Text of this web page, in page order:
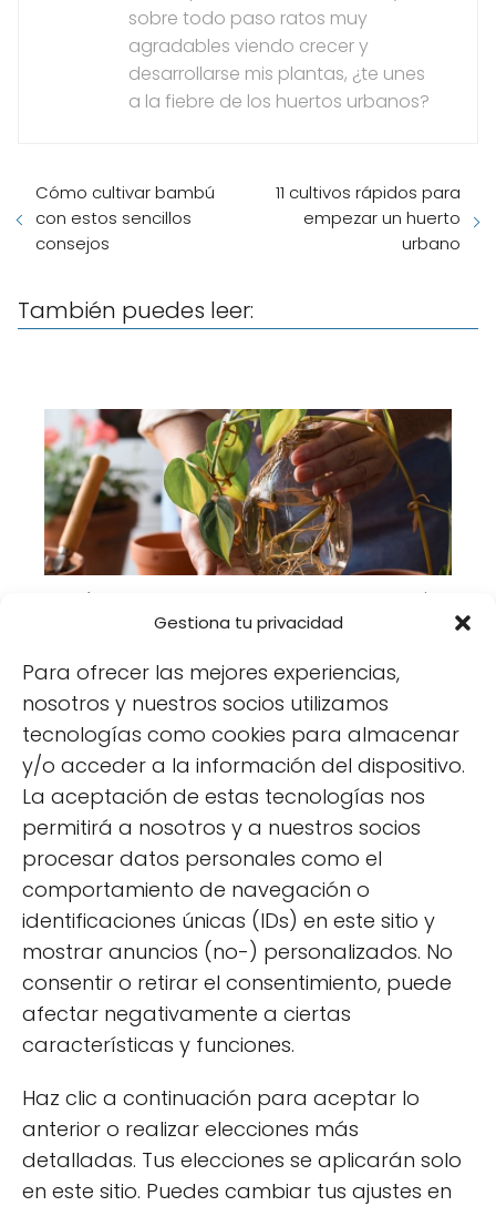
Gestiona tu privacidad
Para ofrecer las mejores experiencias,
nosotros y nuestros socios utilizamos
tecnologías como cookies para almacenar
y/o acceder a la información del dispositivo.
La aceptación de estas tecnologías nos
permitirá a nosotros y a nuestros socios
procesar datos personales como el
comportamiento de navegación o
identificaciones únicas (IDs) en este sitio y
mostrar anuncios (no-) personalizados. No
consentir o retirar el consentimiento, puede
afectar negativamente a ciertas
características y funciones.
Haz clic a continuación para aceptar lo
anterior o realizar elecciones más
detalladas. Tus elecciones se aplicarán solo
en este sitio. Puedes cambiar tus ajustes en
sobre todo paso ratos muy
agradables viendo crecer y
desarrollarse mis plantas, ¿te unes
a la fiebre de los huertos urbanos?
Cómo cultivar bambú
con estos sencillos
consejos
11 cultivos rápidos para
empezar un huerto
urbano
También puedes leer:
Cómo Cuidar un Poto para que esté
Frondoso y Sano: Guía Completa
Compra de plantas: plantones, pros y
contras
Monstera adansonii: guía completa
de cuidados